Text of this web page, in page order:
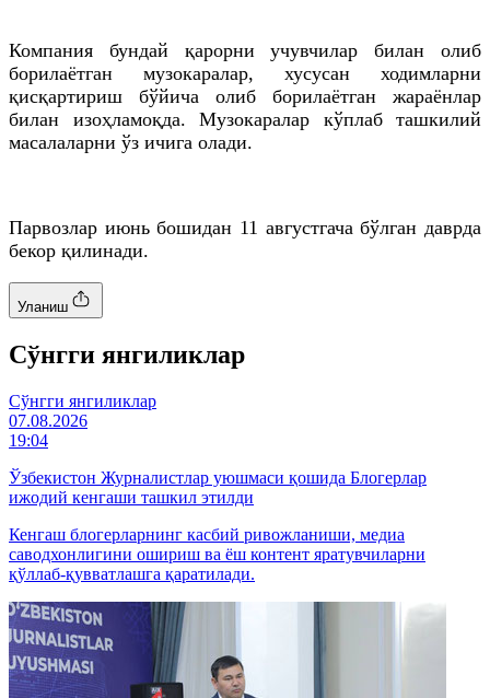
Компания бундай қарорни учувчилар билан олиб
борилаётган музокаралар, хусусан ходимларни
қисқартириш бўйича олиб борилаётган жараёнлар
билан изоҳламоқда. Музокаралар кўплаб ташкилий
масалаларни ўз ичига олади.
Парвозлар июнь бошидан 11 августгача бўлган даврда
бекор қилинади.
Уланиш
Cўнгги янгиликлар
Cўнгги янгиликлар
07.08.2026
19:04
Ўзбекистон Журналистлар уюшмаси қошида Блогерлар
ижодий кенгаши ташкил этилди
Кенгаш блогерларнинг касбий ривожланиши, медиа
саводхонлигини ошириш ва ёш контент яратувчиларни
қўллаб-қувватлашга қаратилади.